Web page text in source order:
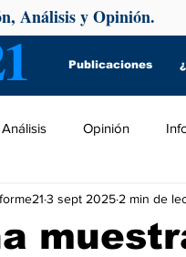
Publicaciones
Análisis y Opinión.
Análisis Opinión
3 sept 2025 2 min de